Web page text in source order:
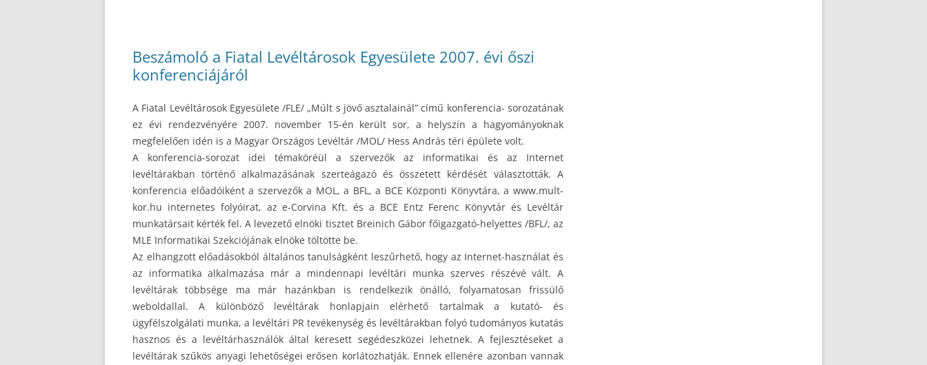
Beszámoló a Fiatal Levéltárosok Egyesülete 2007. évi őszi
konferenciájáról
A Fiatal Levéltárosok Egyesülete /FLE/ „Múlt s jövő asztalainál” című konferencia- sorozatának
ez évi rendezvényére 2007. november 15-én került sor, a helyszín a hagyományoknak
megfelelően idén is a Magyar Országos Levéltár /MOL/ Hess András téri épülete volt.
A konferencia-sorozat idei témaköréül a szervezők az informatikai és az Internet
levéltárakban történő alkalmazásának szerteágazó és összetett kérdését választották. A
konferencia előadóiként a szervezők a MOL, a BFL, a BCE Központi Könyvtára, a www.mult-
kor.hu internetes folyóirat, az e-Corvina Kft. és a BCE Entz Ferenc Könyvtár és Levéltár
munkatársait kérték fel. A levezető elnöki tisztet Breinich Gábor főigazgató-helyettes /BFL/, az
MLE Informatikai Szekciójának elnöke töltötte be.
Az elhangzott előadásokból általános tanulságként leszűrhető, hogy az Internet-használat és
az informatika alkalmazása már a mindennapi levéltári munka szerves részévé vált. A
levéltárak többsége ma már hazánkban is rendelkezik önálló, folyamatosan frissülő
weboldallal. A különböző levéltárak honlapjain elérhető tartalmak a kutató- és
ügyfélszolgálati munka, a levéltári PR tevékenység és levéltárakban folyó tudományos kutatás
hasznos és a levéltárhasználók által keresett segédeszközei lehetnek. A fejlesztéseket a
levéltárak szűkös anyagi lehetőségei erősen korlátozhatják. Ennek ellenére azonban vannak